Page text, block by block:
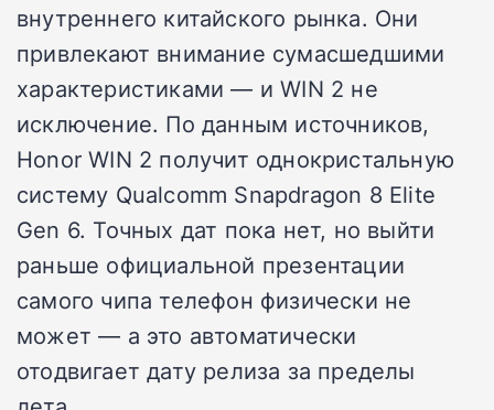
внутреннего китайского рынка. Они
привлекают внимание сумасшедшими
характеристиками — и WIN 2 не
исключение. По данным источников,
Honor WIN 2 получит однокристальную
систему Qualcomm Snapdragon 8 Elite
Gen 6. Точных дат пока нет, но выйти
раньше официальной презентации
самого чипа телефон физически не
может — а это автоматически
отодвигает дату релиза за пределы